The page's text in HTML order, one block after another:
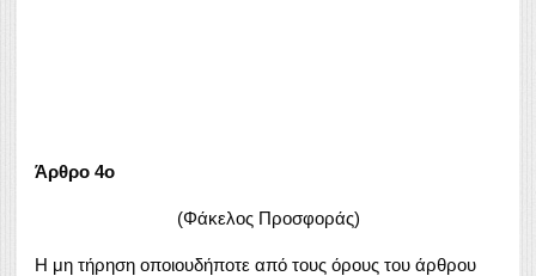
Άρθρο 4ο
(Φάκελος Προσφοράς)
Η μη τήρηση οποιουδήποτε από τους όρους του άρθρου